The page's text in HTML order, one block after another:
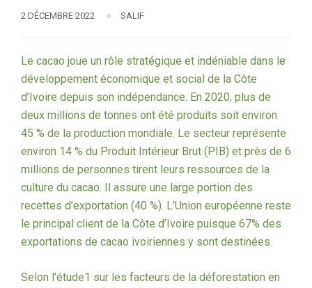
2 DÉCEMBRE 2022 SALIF
Le cacao joue un rôle stratégique et indéniable dans le
développement économique et social de la Côte
d’Ivoire depuis son indépendance. En 2020, plus de
deux millions de tonnes ont été produits soit environ
45 % de la production mondiale. Le secteur représente
environ 14 % du Produit Intérieur Brut (PIB) et près de 6
millions de personnes tirent leurs ressources de la
culture du cacao. Il assure une large portion des
recettes d’exportation (40 %). L’Union européenne reste
le principal client de la Côte d’Ivoire puisque 67% des
exportations de cacao ivoiriennes y sont destinées.
Selon l’étude1 sur les facteurs de la déforestation en